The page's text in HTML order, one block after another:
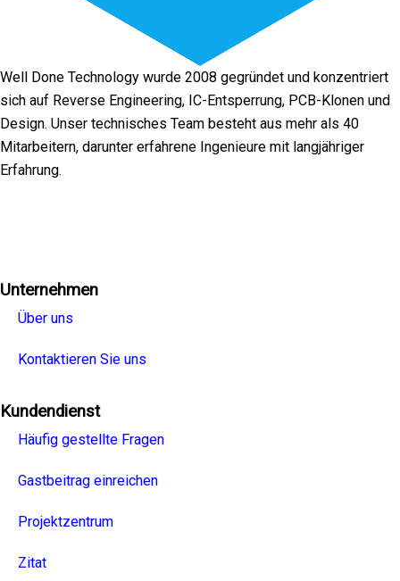
Well Done Technology wurde 2008 gegründet und konzentriert
sich auf Reverse Engineering, IC-Entsperrung, PCB-Klonen und
Design. Unser technisches Team besteht aus mehr als 40
Mitarbeitern, darunter erfahrene Ingenieure mit langjähriger
Erfahrung.
Unternehmen
Über uns
Kontaktieren Sie uns
Kundendienst
Häufig gestellte Fragen
Gastbeitrag einreichen
Projektzentrum
Zitat